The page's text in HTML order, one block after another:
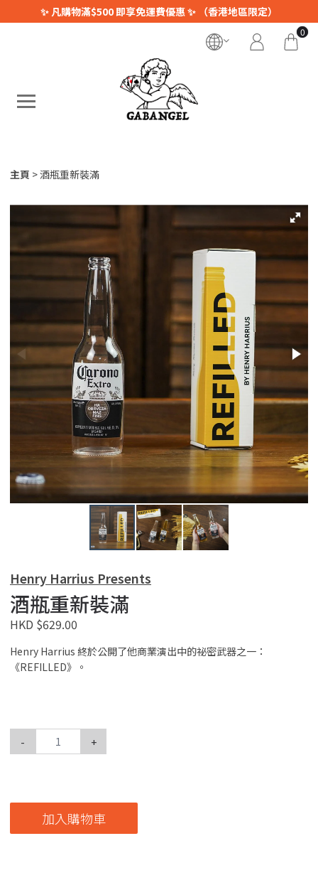
✨ 凡購物滿$500 即享免運費優惠 ✨ （香港地區限定）
0
主頁 酒瓶重新裝滿
Henry Harrius Presents
酒瓶重新裝滿
HKD $629.00
Henry Harrius 終於公開了他商業演出中的祕密武器之一：
《REFILLED》。
- +
加入購物車